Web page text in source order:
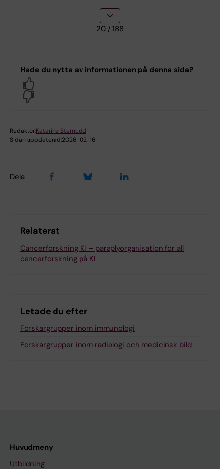
20 / 188
Hade du nytta av informationen på denna sida?
Redaktör:Katarina Sternudd
Sidan uppdaterad:2026-02-16
Dela
Relaterat
Cancerforskning KI – paraplyorganisation för all
cancerforskning på KI
Letade du efter
Forskargrupper inom immunologi
Forskargrupper inom radiologi och medicinsk bild
Huvudmeny
Utbildning